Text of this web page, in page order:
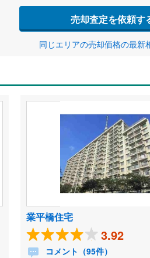
売却査定を依頼す
同じエリアの売却価格の最新
業平橋住宅
3.92
コメント（95件）